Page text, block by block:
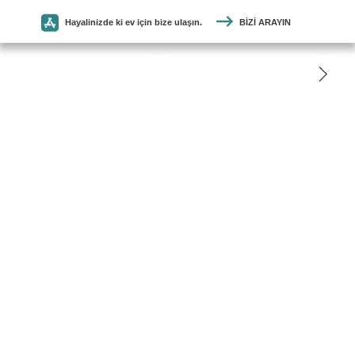
Hayalinizde ki ev için bize ulaşın. BIZI ARAYIN